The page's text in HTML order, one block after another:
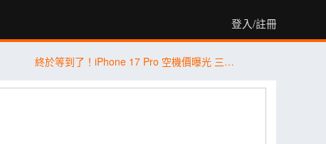
登入/註冊
終於等到了！iPhone 17 Pro 空機價曝光 三星 Galaxy S26+ 狂降近 8 千